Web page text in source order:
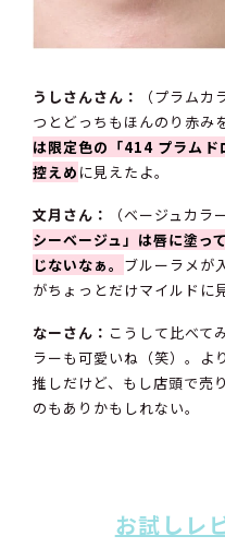
うしさんさん：
（プラム
つとどっちもほんのり赤み
は限定色の「414 プラムド
控えめ に見えたよ。
文月さん： （ベージュカラ
シーベージュ」は唇に塗っ
じないなぁ。 ブルーラメが
がちょっとだけマイルドに
なーさん： こうして比べて
ラーも可愛いね（笑）。よ
推しだけど、もし店頭で売
のもありかもしれない。
お試しレ